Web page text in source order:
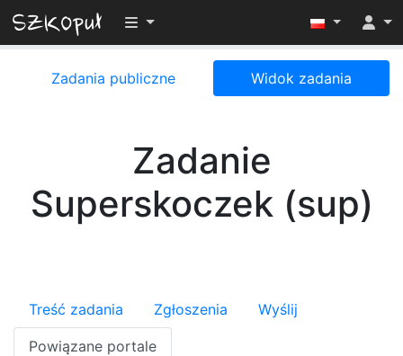
Przełącz widoczność menu
Zadania publiczne Widok zadania
Zadanie
Superskoczek (sup)
Treść zadania Zgłoszenia Wyślij
Powiązane portale